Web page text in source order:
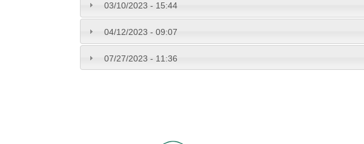
03/10/2023 - 15:44
04/12/2023 - 09:07
07/27/2023 - 11:36